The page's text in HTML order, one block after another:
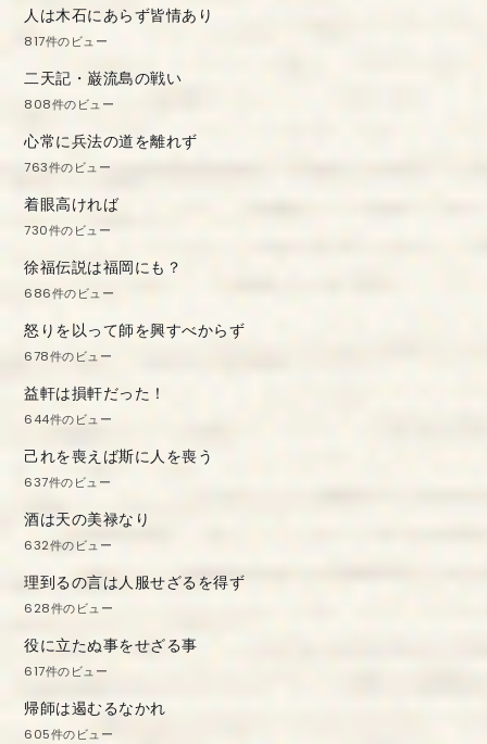
人は木石にあらず皆情あり
817件のビュー
二天記・巌流島の戦い
808件のビュー
心常に兵法の道を離れず
763件のビュー
着眼高ければ
730件のビュー
徐福伝説は福岡にも？
686件のビュー
怒りを以って師を興すべからず
678件のビュー
益軒は損軒だった！
644件のビュー
己れを喪えば斯に人を喪う
637件のビュー
酒は天の美禄なり
632件のビュー
理到るの言は人服せざるを得ず
628件のビュー
役に立たぬ事をせざる事
617件のビュー
帰師は遏むるなかれ
605件のビュー